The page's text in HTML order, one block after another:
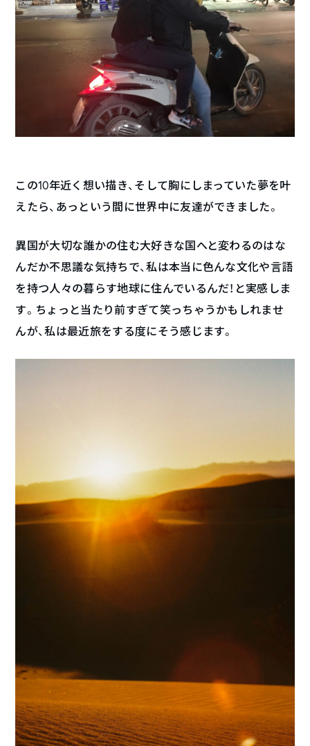
この10年近く想い描き、そして胸にしまっていた夢を叶
えたら、あっという間に世界中に友達ができました。
異国が大切な誰かの住む大好きな国へと変わるのはな
んだか不思議な気持ちで、私は本当に色んな文化や言語
を持つ人々の暮らす地球に住んでいるんだ！と実感しま
す。ちょっと当たり前すぎて笑っちゃうかもしれませ
んが、私は最近旅をする度にそう感じます。